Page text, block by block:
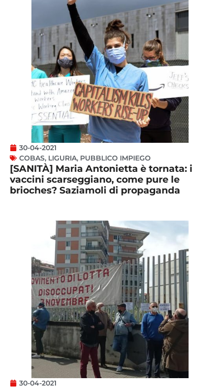
30-04-2021
COBAS, LIGURIA, PUBBLICO IMPIEGO
[SANITÀ] Maria Antonietta è tornata: i
vaccini scarseggiano, come pure le
brioches? Saziamoli di propaganda
30-04-2021